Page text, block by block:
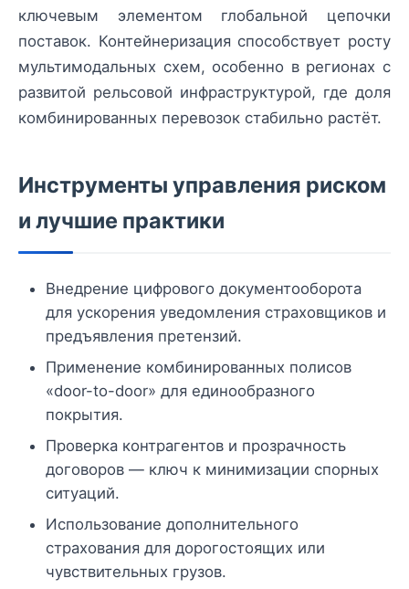
ключевым элементом глобальной цепочки
поставок. Контейнеризация способствует росту
мультимодальных схем, особенно в регионах с
развитой рельсовой инфраструктурой, где доля
комбинированных перевозок стабильно растёт.
Инструменты управления риском
и лучшие практики
Внедрение цифрового документооборота
для ускорения уведомления страховщиков и
предъявления претензий.
Применение комбинированных полисов
«door-to-door» для единообразного
покрытия.
Проверка контрагентов и прозрачность
договоров — ключ к минимизации спорных
ситуаций.
Использование дополнительного
страхования для дорогостоящих или
чувствительных грузов.